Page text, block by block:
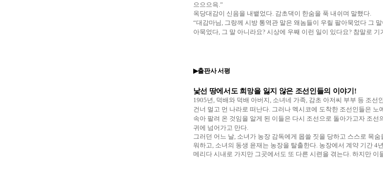
으으으윽.”
옥당대감이 신음을 내뱉었다. 감초댁이 한숨을 푹 내쉬며 말했다.
“대감마님 , 그랑께 시방 통역관 말은 왜놈들이 우릴 팔아묵었다 그
아묵었다, 그 말 아니라요? 시상에 우째 이런 일이 있다요? 참말로 기
▶출판사 서평
낯선 땅에서도 희망을 잃지 않은 조선인들의 이야기 !
1905년 덕배와 덕배 아버지 소녀네 가족 감초 아저씨 부부 등 조선인
건너 멀고 먼 나라로 떠난다. 그러나 멕시코에 도착한 조선인들은 노
속아 팔려 온 것임을 알게 된 이들은 다시 조선으로 돌아가고자 조
귀에 넘어가고 만다.
그러던 어느 날, 소녀가 농장 감독에게 몹쓸 짓을 당하고 스스로 목숨
워하고 소녀의 동생 윤재는 농장을 탈출한다. 농장에서 계약 기간4
메리다 시내로 가지만 그곳에서도 또 다른 시련을 겪는다. 하지만 이